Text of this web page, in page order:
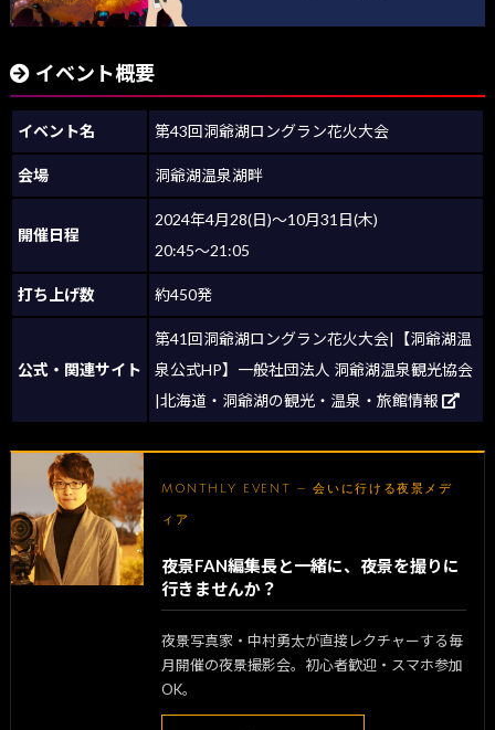
イベント概要
イベント名 第43回洞爺湖ロングラン花火大会
会場 洞爺湖温泉湖畔
開催日程
2024年4月28(日)～10月31日(木)
20:45～21:05
打ち上げ数 約450発
公式・関連サイト
第41回洞爺湖ロングラン花火大会|【洞爺湖温
泉公式HP】一般社団法人 洞爺湖温泉観光協会
|北海道・洞爺湖の観光・温泉・旅館情報
MONTHLY EVENT — 会いに行ける夜景メデ
ィア
夜景FAN編集長と一緒に、夜景を撮りに
行きませんか？
夜景写真家・中村勇太が直接レクチャーする毎
月開催の夜景撮影会。初心者歓迎・スマホ参加
OK。